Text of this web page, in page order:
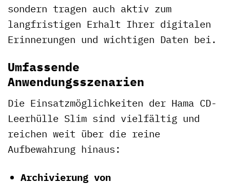
sondern tragen auch aktiv zum
langfristigen Erhalt Ihrer digitalen
Erinnerungen und wichtigen Daten bei.
Umfassende
Anwendungsszenarien
Die Einsatzmöglichkeiten der Hama CD-
Leerhülle Slim sind vielfältig und
reichen weit über die reine
Aufbewahrung hinaus:
Archivierung von